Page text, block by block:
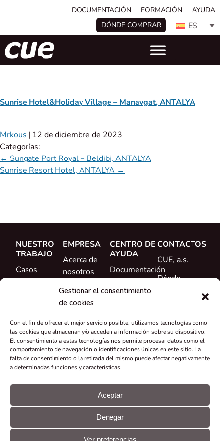
Gestionar el consentimiento
de cookies
Con el fin de ofrecer el mejor servicio posible, utilizamos tecnologías como
las cookies que almacenan y/o acceden a información sobre su dispositivo.
El consentimiento a estas tecnologías nos permite procesar datos como el
comportamiento de navegación o identificaciones únicas en este sitio. La
falta de consentimiento o la retirada del mismo puede afectar negativamente
a determinadas funciones y características.
Aceptar
Denegar
Ver preferencias
DOCUMENTACIÓN FORMACIÓN
AYUDA
DÓNDE COMPRAR
ES
Sunrise Hotel&Holiday Village – Manavgat, ANTALYA
Mrkous | 12 de diciembre de 2023
Categorías:
← Sungate Port Royal – Beldibi, ANTALYA
Sunrise Resort Hotel, ANTALYA →
NUESTRO
TRABAJO
Casos
Novedades
EMPRESA
Acerca de
nosotros
Conoce al
equipo
Carrera
profesional
Certificados y
declaraciones
Subvenciones
y proyectos
CENTRO DE
AYUDA
Documentación
Formación
CONTACTOS
CUE, a.s.
Dónde
© CUE, a.s.
Todos los
PreferenciasDeclaración